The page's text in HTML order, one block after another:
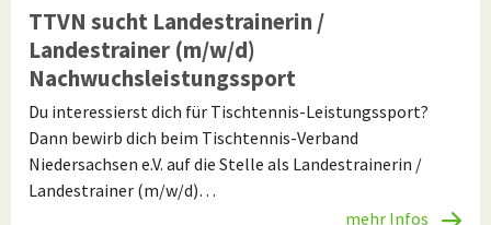
TTVN sucht Landestrainerin /
Landestrainer (m/w/d)
Nachwuchsleistungssport
Du interessierst dich für Tischtennis-Leistungssport?
Dann bewirb dich beim Tischtennis-Verband
Niedersachsen e.V. auf die Stelle als Landestrainerin /
Landestrainer (m/w/d)…
mehr Infos